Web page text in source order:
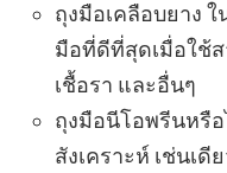
ถุงมือเคลือบยาง
มือที่ดีที่สุดเมื่อใช้ส
เชื้อรา และอื่นๆ
ถุงมือนีโอพรีนหรื
สังเคราะห์ เช่นเ